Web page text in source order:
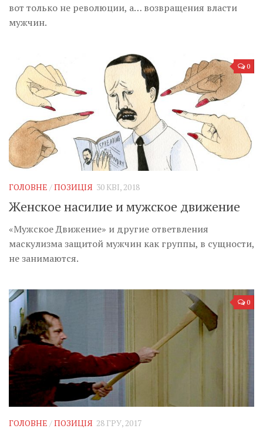
вот только не революции, а… возвращения власти
мужчин.
0
ГОЛОВНЕ /ПОЗИЦІЯ 30 КВІ, 2018
Женское насилие и мужское движение
«Мужское Движение» и другие ответвления
маскулизма защитой мужчин как группы, в сущности,
не занимаются.
0
ГОЛОВНЕ /ПОЗИЦІЯ 28 ГРУ, 2017